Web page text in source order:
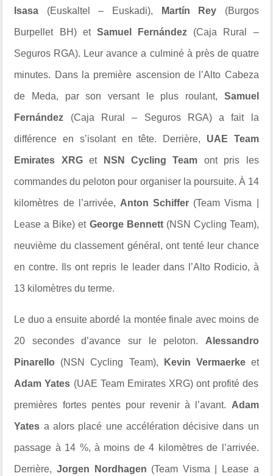
Isasa (Euskaltel – Euskadi), Martín Rey (Burgos
Burpellet BH) et Samuel Fernández (Caja Rural –
Seguros RGA). Leur avance a culminé à près de quatre
minutes. Dans la première ascension de l’Alto Cabeza
de Meda, par son versant le plus roulant, Samuel
Fernández (Caja Rural – Seguros RGA) a fait la
différence en s’isolant en tête. Derrière, UAE Team
Emirates XRGet NSN Cycling Team ont pris les
commandes du peloton pour organiser la poursuite. À 14
kilomètres de l’arrivée, Anton Schiffer (Team Visma |
Lease a Bike) et George Bennett(NSN Cycling Team),
neuvième du classement général, ont tenté leur chance
en contre. Ils ont repris le leader dans l’Alto Rodicio, à
13 kilomètres du terme.
Le duo a ensuite abordé la montée finale avec moins de
20 secondes d’avance sur le peloton. Alessandro
Pinarello (NSN Cycling Team), Kevin Vermaerke et
Adam Yates (UAE Team Emirates XRG) ont profité des
premières fortes pentes pour revenir à l’avant. Adam
Yates a alors placé une accélération décisive dans un
passage à 14 %, à moins de 4 kilomètres de l’arrivée.
Derrière,Jorgen Nordhagen (Team Visma | Lease a